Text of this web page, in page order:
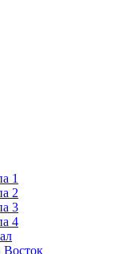
1
2
3
4
Восток